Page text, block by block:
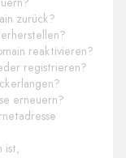
zurück?
reaktivieren?
registrieren?
erneuern?
ist,